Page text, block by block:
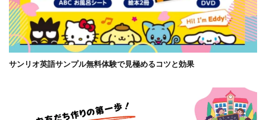
サンリオ英語サンプル無料体験で見極めるコツと効果